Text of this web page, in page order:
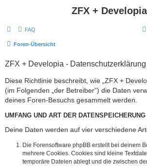
ZFX + Developia
FAQ
Foren-Übersicht
ZFX + Developia - Datenschutzerklärung
Diese Richtlinie beschreibt, wie „ZFX +
(im Folgenden „der Betreiber“) die Daten
deines Foren-Besuchs gesammelt werden.
UMFANG UND ART DER DATENSPEICHERUNG
Deine Daten werden auf vier verschiedene
Die Forensoftware phpBB erstellt bei deinem
mehrere Cookies. Cookies sind kleine
temporäre Dateien ablegt und die zwischen